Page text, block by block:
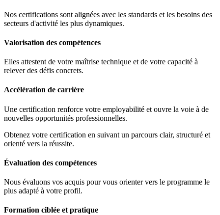
Nos certifications sont alignées avec les standards et les besoins des
secteurs d'activité les plus dynamiques.
Valorisation des compétences
Elles attestent de votre maîtrise technique et de votre capacité à
relever des défis concrets.
Accélération de carrière
Une certification renforce votre employabilité et ouvre la voie à de
nouvelles opportunités professionnelles.
Obtenez votre certification en suivant un parcours clair, structuré et
orienté vers la réussite.
Évaluation des compétences
Nous évaluons vos acquis pour vous orienter vers le programme le
plus adapté à votre profil.
Formation ciblée et pratique